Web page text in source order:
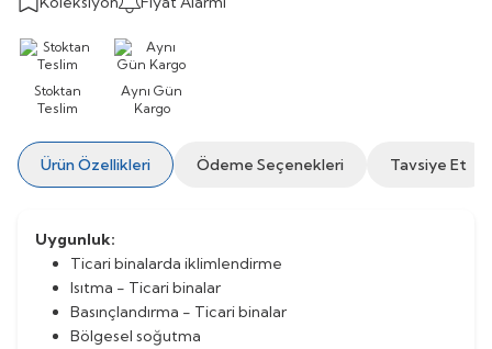
Stoktan
Teslim
Aynı Gün
Kargo
Ürün Özellikleri Ödeme Seçenekleri Tavsiye Et
Uygunluk:
Ticari binalarda iklimlendirme
Isıtma - Ticari binalar
Basınçlandırma - Ticari binalar
Bölgesel soğutma